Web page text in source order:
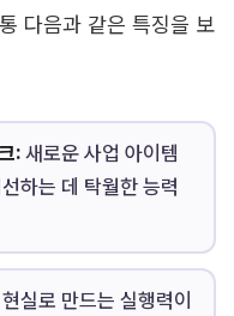
다음과 같은 특징을 보
:새로운 사업 아이템
하는 데 탁월한 능력
실로 만드는 실행력이